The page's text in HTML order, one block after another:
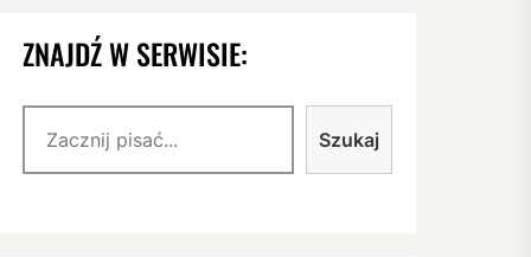
ZNAJDŹ W SERWISIE:
Szukaj